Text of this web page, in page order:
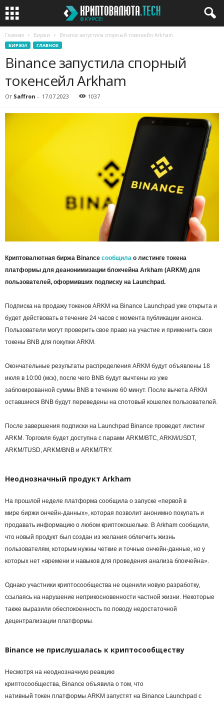
Главная Биржи Binance запустила спорный токенсейл Arkham
БИРЖИ ГЛАВНОЕ
Binance запустила спорный
токенсейл Arkham
От Saffron - 17.07.2023 1037
Криптовалютная биржа Binance сообщила о листинге токена
платформы для деанонимизации блокчейна Arkham (ARKM) для
пользователей, оформивших подписку на Launchpad.
Подписка на продажу токенов ARKM на Binance Launchpad уже открыта и
будет действовать в течение 24 часов с момента публикации анонса.
Пользователи могут проверить свое право на участие и применить свои
токены BNB для покупки ARKM.
Окончательные результаты распределения ARKM будут объявлены 18
июля в 10:00 (мск), после чего BNB будут вычтены из уже
заблокированной суммы BNB в течение 60 минут. После вычета ARKM
оставшиеся BNB будут переведены на спотовый кошелек пользователей.
После завершения подписки на Launchpad Binance проведет листинг
ARKM. Торговля будет доступна с парами ARKM/BTC, ARKM/USDT,
ARKM/TUSD, ARKM/BNB и ARKM/TRY.
Неоднозначный продукт Arkham
На прошлой неделе платформа сообщила о запуске «первой в
мире биржи ончейн-данных», которая позволит анонимно покупать и
продавать информацию о любом криптокошельке. В Arkham сообщили,
что новый продукт был создан из желания облегчить жизнь
пользователям, которым нужны четкие и точные ончейн-данные, но у
которых нет «времени и навыков для проведения анализа блокчейна».
Однако участники криптосообщества не оценили новую разработку,
ссылаясь на нарушение неприкосновенности частной жизни. Некоторые
также выразили обеспокоенность по поводу недостаточной
децентрализации платформы.
Binance не прислушалась к криптосообществу
Несмотря на неоднозначную реакцию
криптосообщества, Binance объявила о том, что
нативный токен платформы ARKM запустят на Binance Launchpad с